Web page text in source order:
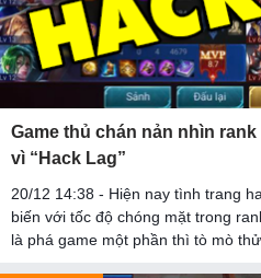
Game thủ chán nản nhìn
vì “Hack Lag”
20/12 14:38 - Hiện nay tình trang
biến với tốc độ chóng mặt trong
là phá game một phần thì tò mò